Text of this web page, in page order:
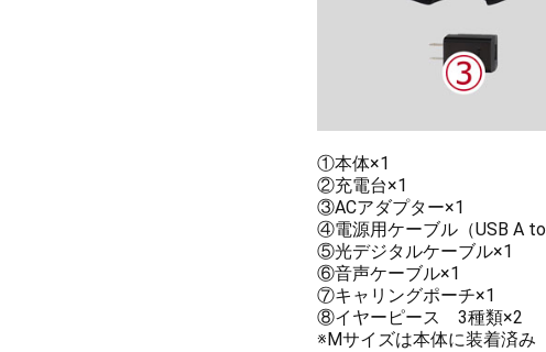
①本体×1
②充電台×1
③ACアダプター×1
④電源用ケーブル（USB A
⑤光デジタルケーブル×1
⑥音声ケーブル×1
⑦キャリングポーチ×1
⑧イヤーピース 3種類×2
※Mサイズは本体に装着済み